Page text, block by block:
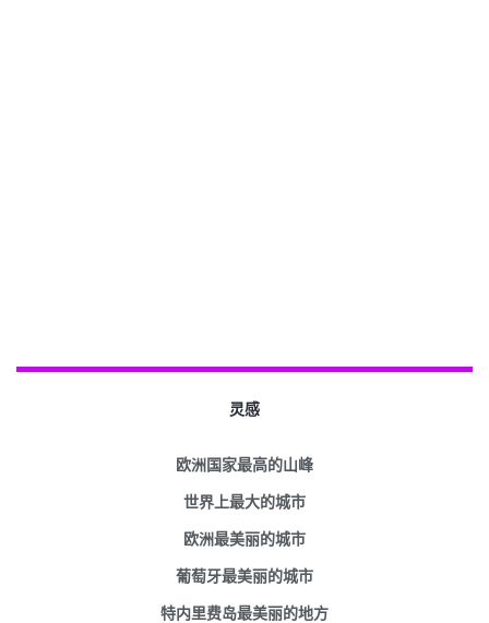
灵感
欧洲国家最高的山峰
世界上最大的城市
欧洲最美丽的城市
葡萄牙最美丽的城市
特内里费岛最美丽的地方